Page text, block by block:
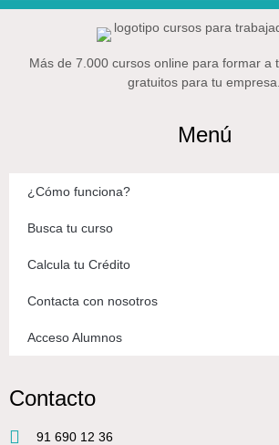
Más de 7.000 cursos online para formar a
gratuitos para tu empresa.
Menú
¿Cómo funciona?
Busca tu curso
Calcula tu Crédito
Contacta con nosotros
Acceso Alumnos
Contacto
91 690 12 36